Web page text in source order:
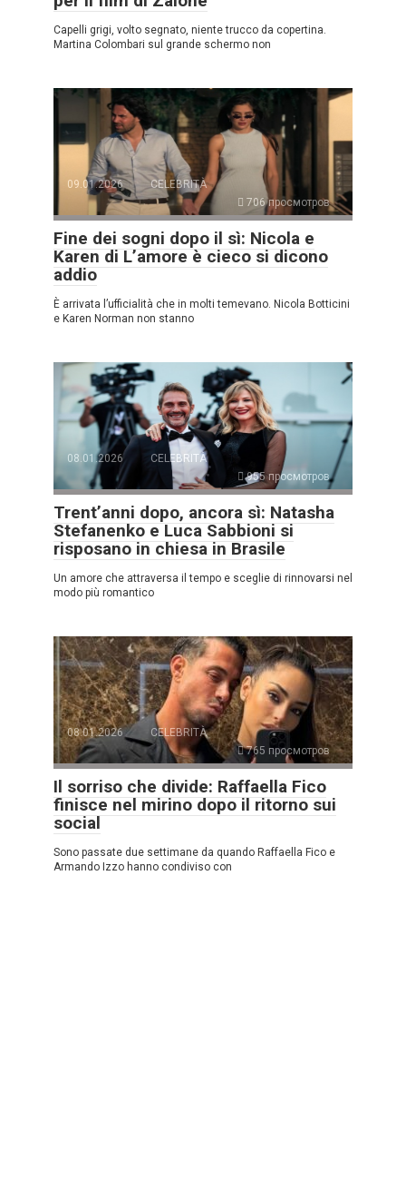
Capelli grigi, volto segnato, niente trucco da copertina.
Martina Colombari sul grande schermo non
09.01.2026
CELEBRITÀ
706 просмотров
Fine dei sogni dopo il sì: Nicola e
Karen di L’amore è cieco si dicono
addio
È arrivata l’ufficialità che in molti temevano. Nicola Botticini
e Karen Norman non stanno
08.01.2026
CELEBRITÀ
955 просмотров
Trent’anni dopo, ancora sì: Natasha
Stefanenko e Luca Sabbioni si
risposano in chiesa in Brasile
Un amore che attraversa il tempo e sceglie di rinnovarsi nel
modo più romantico
08.01.2026
CELEBRITÀ
765 просмотров
Il sorriso che divide: Raffaella Fico
finisce nel mirino dopo il ritorno sui
social
Sono passate due settimane da quando Raffaella Fico e
Armando Izzo hanno condiviso con